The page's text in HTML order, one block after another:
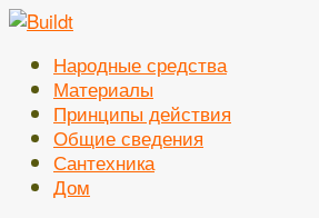
Перейти
контентуНародные средства
Материалы
Принципы действия
Общие сведения
Сантехника
Дом